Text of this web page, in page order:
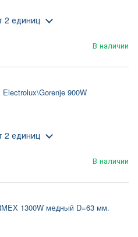
В наличии
2 единиц
900W
В наличии
2 единиц
1300W медный D=63 мм.